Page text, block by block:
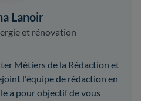
Lanoir
et rénovation
Métiers de la Rédaction et
l'équipe de rédaction en
a pour objectif de vous